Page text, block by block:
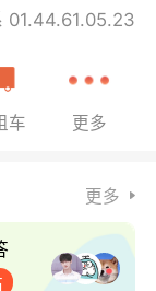
01.44.61.05.23
车 更多
更多